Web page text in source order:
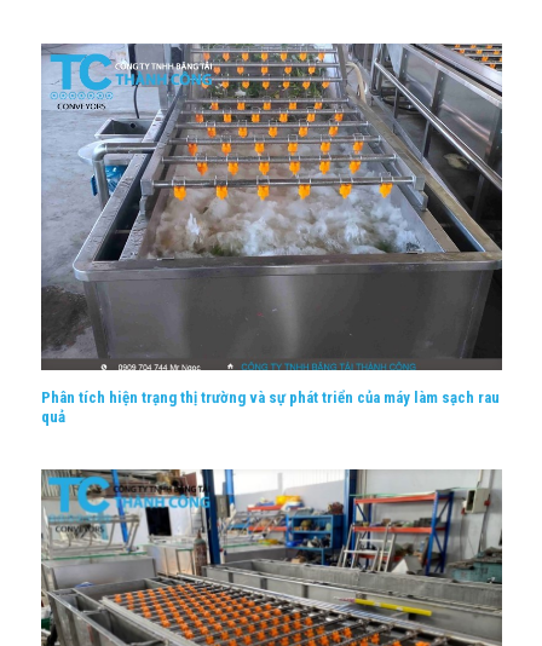
Phân tích hiện trạng thị trường và sự phát triển của máy làm sạch rau
quả